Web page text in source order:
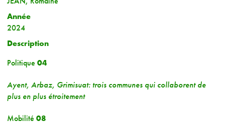
Année
2024
Description
Politique 04
Ayent, Arbaz, Grimisuat: trois communes qui collaborent de
plus en plus étroitement
Mobilité 08